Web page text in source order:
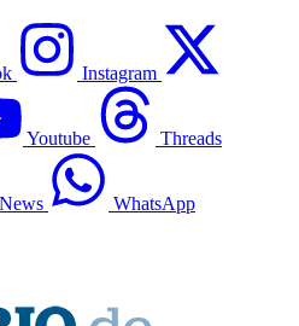
Instagram
Youtube Threads
WhatsApp